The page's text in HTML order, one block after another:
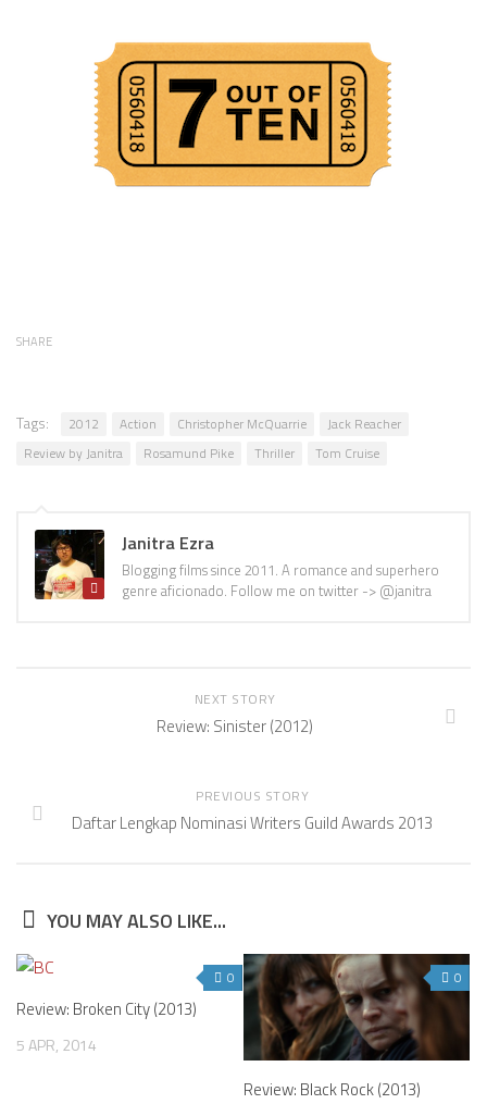
SHARE
Tags: 2012 Action Christopher McQuarrie
Jack Reacher
Review by Janitra
Rosamund Pike Thriller Tom Cruise
Janitra Ezra
Blogging films since 2011. A romance and superhero
genre aficionado. Follow me on twitter -> @janitra
NEXT STORY
Review: Sinister (2012)
PREVIOUS STORY
Daftar Lengkap Nominasi Writers Guild Awards 2013
YOU MAY ALSO LIKE...
0
Review: Broken City (2013)
5 APR, 2014
0
Review: Black Rock (2013)